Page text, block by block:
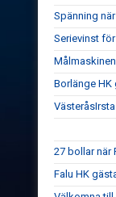
Spänning
Serievinst
Borlänge HK
27 bollar när
Falu HK